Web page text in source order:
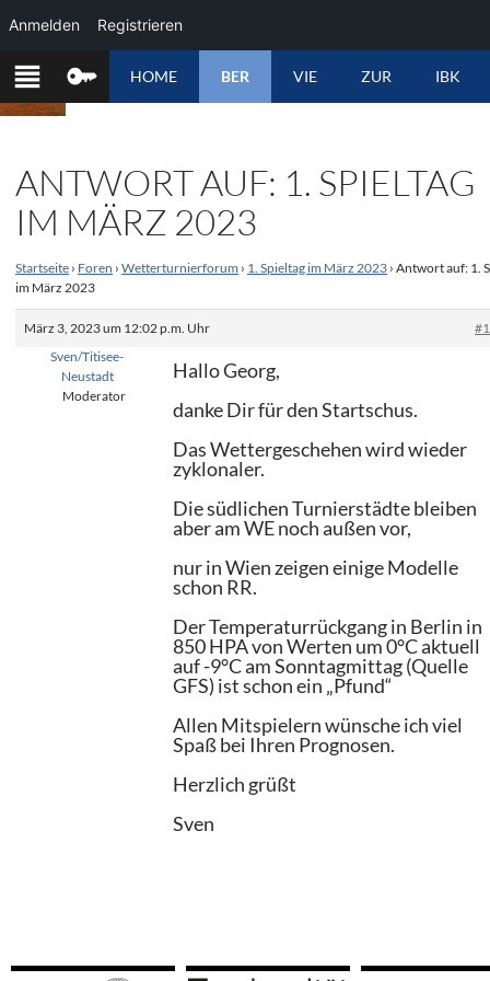
ZUM
INHALT
SPRINGEN
HOME BER VIE ZUR IBK
ANTWORT AUF: 1. SPIELTAG
IM MÄRZ 2023
Startseite › Foren › Wetterturnierforum › 1. Spieltag im März 2023 › Antwort auf: 1.
im März 2023
März 3, 2023 um 12:02 p.m. Uhr
Sven/Titisee-
Neustadt
Moderator
Hallo Georg,
danke Dir für den Startschus.
Das Wettergeschehen wird wieder
zyklonaler.
Die südlichen Turnierstädte bleiben
aber am WE noch außen vor,
nur in Wien zeigen einige Modelle
schon RR.
Der Temperaturrückgang in Berlin in
850 HPA von Werten um 0°C aktuell
auf -9°C am Sonntagmittag (Quelle
GFS) ist schon ein „Pfund“
Allen Mitspielern wünsche ich viel
Spaß bei Ihren Prognosen.
Herzlich grüßt
Sven
Anmelden Registrieren